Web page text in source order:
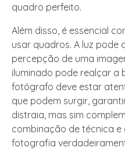
quadro perfeito.
Além disso, é essencial
usar quadros. A luz
percepção de uma
iluminado pode realçar a
fotógrafo deve estar
que podem surgir,
distraia, mas sim
combinação de técnica
fotografia